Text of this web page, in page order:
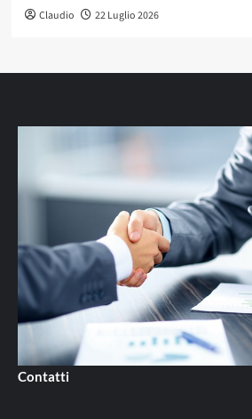
Claudio 22 Luglio 2026
Contatti